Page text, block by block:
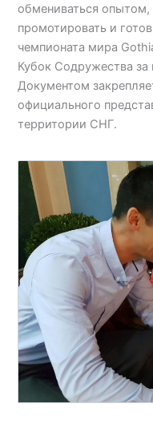
обмениваться
промотировать и
чемпионата мира
Кубок Содружества за
Документом
официального
территории СНГ.